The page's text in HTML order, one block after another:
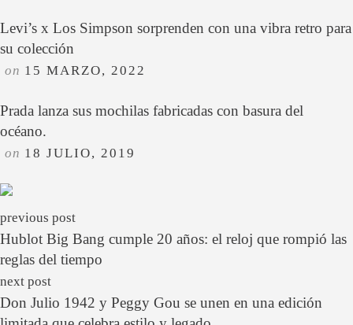
Levi’s x Los Simpson sorprenden con una vibra retro para
su colección
on 15 MARZO, 2022
Prada lanza sus mochilas fabricadas con basura del
océano.
on 18 JULIO, 2019
previous post
Hublot Big Bang cumple 20 años: el reloj que rompió las
reglas del tiempo
next post
Don Julio 1942 y Peggy Gou se unen en una edición